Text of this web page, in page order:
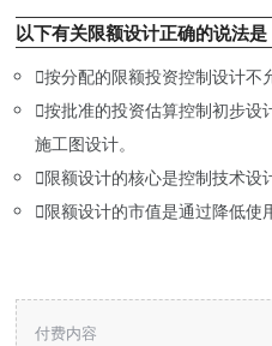
以下有关限额设计正确的说法是
按分配的限额投资控制设计不
按批准的投资估算控制初步设
施工图设计。
限额设计的核心是控制技术设
限额设计的市值是通过降低使
付费内容